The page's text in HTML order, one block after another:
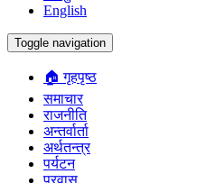
English
Toggle navigation
🏠 गृहपृष्ठ
समाचार
राजनीति
अन्तर्वार्ता
अर्थतन्त्र
पर्यटन
प्रवास